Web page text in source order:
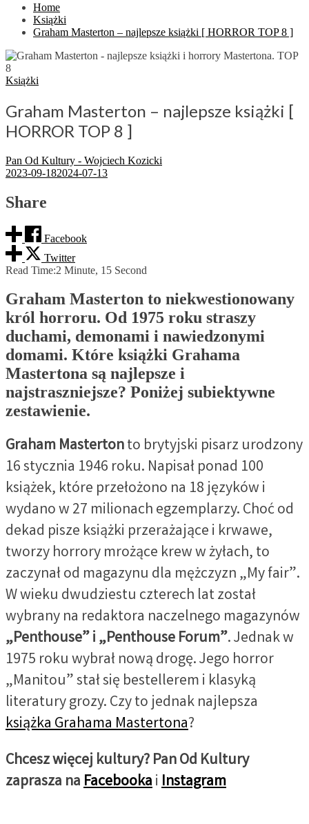
Home
Książki
Graham Masterton – najlepsze książki [ HORROR TOP 8 ]
Książki
Graham Masterton – najlepsze książki [
HORROR TOP 8 ]
Pan Od Kultury - Wojciech Kozicki
2023-09-182024-07-13
Share
Facebook
Twitter
Read Time:2 Minute, 15 Second
Graham Masterton to niekwestionowany
król horroru. Od 1975 roku straszy
duchami, demonami i nawiedzonymi
domami. Które książki Grahama
Mastertona są najlepsze i
najstraszniejsze? Poniżej subiektywne
zestawienie.
Graham Mastertonto brytyjski pisarz urodzony
16 stycznia 1946 roku. Napisał ponad 100
książek, które przełożono na 18 języków i
wydano w 27 milionach egzemplarzy. Choć od
dekad pisze książki przerażające i krwawe,
tworzy horrory mrożące krew w żyłach, to
zaczynał od magazynu dla mężczyzn „My fair”.
W wieku dwudziestu czterech lat został
wybrany na redaktora naczelnego magazynów
„Penthouse” i „Penthouse Forum”. Jednak w
1975 roku wybrał nową drogę. Jego horror
„Manitou” stał się bestellerem i klasyką
literatury grozy. Czy to jednak najlepsza
książka Grahama Mastertona?
Chcesz więcej kultury? Pan Od Kultury
zaprasza naFacebookaiInstagram